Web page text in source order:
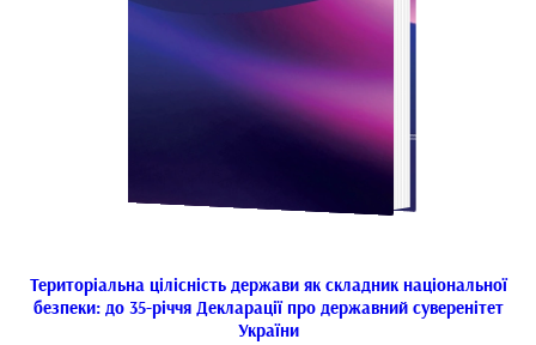
Територіальна цілісність держави як складник національної
безпеки: до 35-річчя Декларації про державний суверенітет
України